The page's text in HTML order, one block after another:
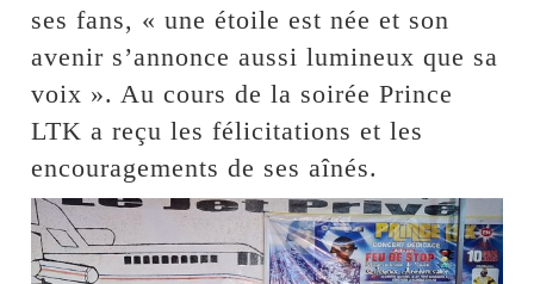
ses fans, « une étoile est née et son
avenir s’annonce aussi lumineux que sa
voix ». Au cours de la soirée Prince
LTK a reçu les félicitations et les
encouragements de ses aînés.